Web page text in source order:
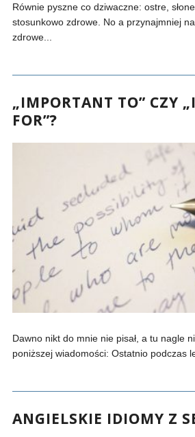
Równie pyszne co dziwaczne: ostre,
stosunkowo zdrowe. No a przynajmniej
zdrowe...
„IMPORTANT TO” CZY
FOR”?
Dawno nikt do mnie nie pisał, a tu nagle
poniższej wiadomości: Ostatnio podczas
ANGIELSKIE IDIOMY Z